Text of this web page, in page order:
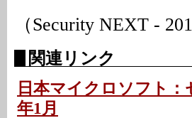
（Security NEXT -
関連リンク
日本マイクロソフト
年1月